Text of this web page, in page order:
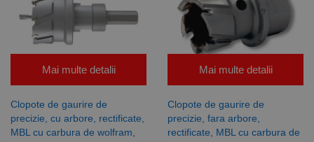
Mai multe detalii
Clopote de gaurire de
precizie, cu arbore, rectificate,
MBL cu carbura de wolfram,
Mai multe detalii
Clopote de gaurire de
precizie, fara arbore,
rectificate, MBL cu carbura de